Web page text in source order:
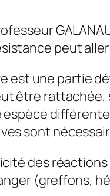
peut
est une partie
être
sont
des
(greffons,